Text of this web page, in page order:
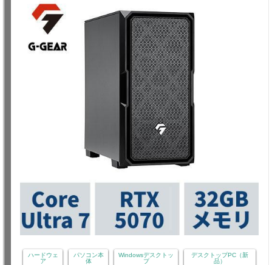
ハードウェ
ア
パソコン本
体
Windowsデスクトッ
プ
デスクトップPC（新
品）